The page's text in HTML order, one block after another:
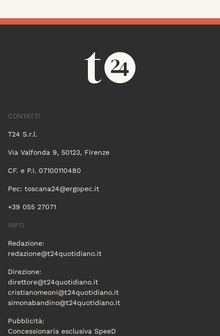
CONTATTI
T24 S.r.l.
Via Valfonda 9, 50123, Firenze
CF. e P.I. 07100110480
Pec: toscana24@ergopec.it
+39 055 27071
INFO
Redazione:
redazione@t24quotidiano.it
Direzione:
direttore@t24quotidiano.it
cristianomeoni@t24quotidiano.it
simonabandino@t24quotidiano.it
Pubblicità:
Concessionaria esclusiva SpeeD